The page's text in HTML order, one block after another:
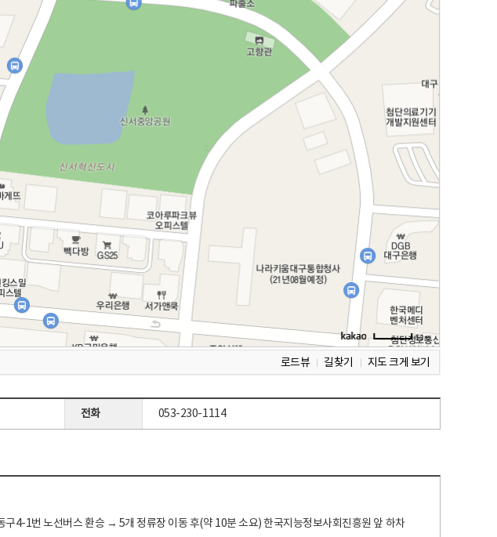
로드뷰 길찾기 지도 크게 보기
전화 053-230-1114
4-1번 노선버스 환승 → 5개 정류장 이동 후(약 10분 소요) 한국지능정보사회진흥원 앞 하차